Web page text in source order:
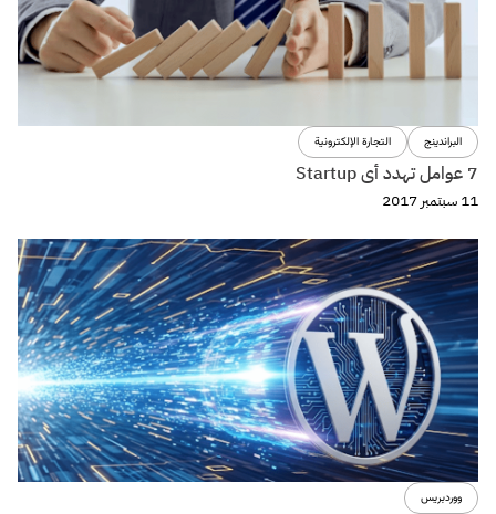
البراندينج التجارة الإلكترونية
7 عوامل تهدد أى Startup
11 سبتمبر 2017
ووردبريس